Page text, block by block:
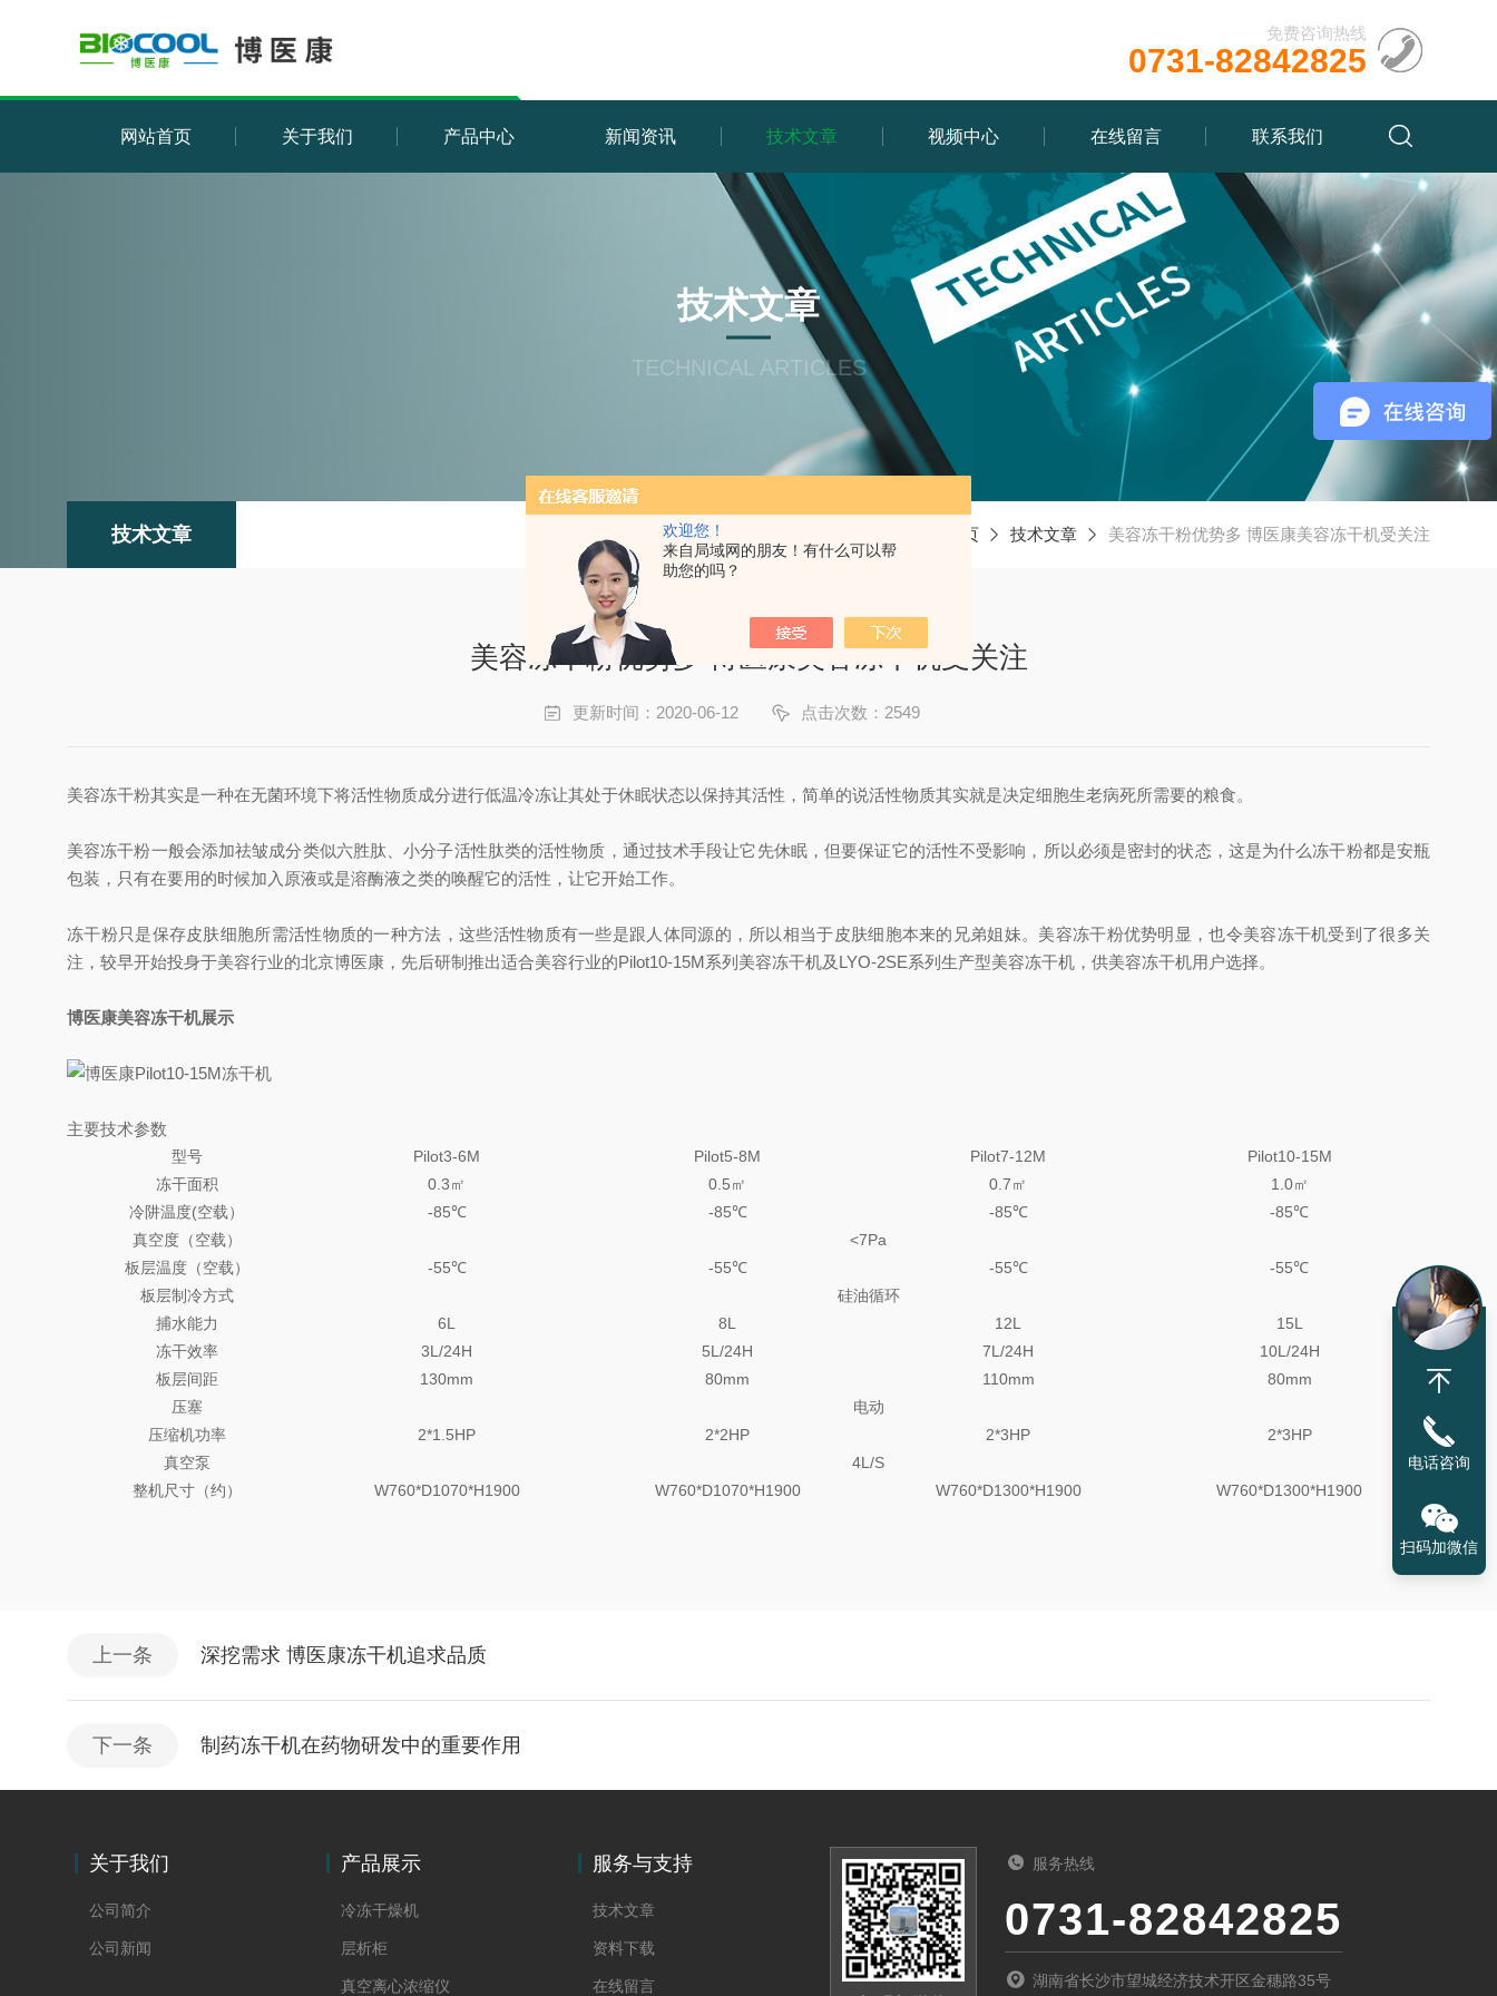
欢迎您！
来自局域网的朋友！有什么可以帮
助您的吗？
免费咨询热线
0731-82842825
网站首页 关于我们 产品中心 新闻资讯 技术文章 视频中心 在线留言 联系我们
技术文章
TECHNICAL ARTICLES
技术文章 首页 技术文章 美容冻干粉优势多 博医康美容冻干机受关注
美容冻干粉优势多 博医康美容冻干机受关注
更新时间：2020-06-12 点击次数：2549
美容冻干粉其实是一种在无菌环境下将活性物质成分进行低温冷冻让其处于休眠状态以保持其活性，简单的说活性物质其实就是决定细胞生老病死所需要的粮食。
美容冻干粉一般会添加祛皱成分类似六胜肽、小分子活性肽类的活性物质，通过技术手段让它先休眠，但要保证它的活性不受影响，所以必须是密封的状态，这是为什么冻干粉都是安瓶
包装，只有在要用的时候加入原液或是溶酶液之类的唤醒它的活性，让它开始工作。
冻干粉只是保存皮肤细胞所需活性物质的一种方法，这些活性物质有一些是跟人体同源的，所以相当于皮肤细胞本来的兄弟姐妹。美容冻干粉优势明显，也令美容冻干机受到了很多关
注，较早开始投身于美容行业的北京博医康，先后研制推出适合美容行业的Pilot10-15M系列美容冻干机及LYO-2SE系列生产型美容冻干机，供美容冻干机用户选择。
博医康美容冻干机展示
主要技术参数
型号 Pilot3-6M Pilot5-8M Pilot7-12M
Pilot10-15M
冻干面积
0.3㎡ 0.5㎡ 0.7㎡
1.0㎡
冷阱温度(空载）
-85℃ -85℃ -85℃
-85℃
真空度（空载）
<7Pa
板层温度（空载）
-55℃ -55℃ -55℃
-55℃
板层制冷方式
硅油循环
捕水能力
6L 8L 12L
15L
冻干效率
3L/24H 5L/24H 7L/24H
10L/24H
板层间距
130mm 80mm 110mm
80mm
压塞
电动
压缩机功率
2*1.5HP 2*2HP 2*3HP
2*3HP
真空泵
4L/S
整机尺寸（约）
W760*D1070*H1900 W760*D1070*H1900 W760*D1300*H1900 W760*D1300*H1900
上一条 深挖需求 博医康冻干机追求品质
下一条 制药冻干机在药物研发中的重要作用
关于我们
公司简介
公司新闻
产品展示
冷冻干燥机
层析柜
真空离心浓缩仪
服务与支持
技术文章
资料下载
在线留言
服务热线
0731-82842825
湖南省长沙市望城经济技术开区金穗路35号
电话咨询
扫码加微信